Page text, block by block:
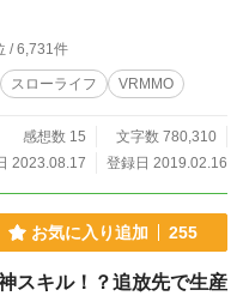
/ 6,731件
スローライフ VRMMO
感想数 15
文字数 780,310
2023.08.17
登録日 2019.02.16
お気に入り追加 255
スキル！？追放先で生産